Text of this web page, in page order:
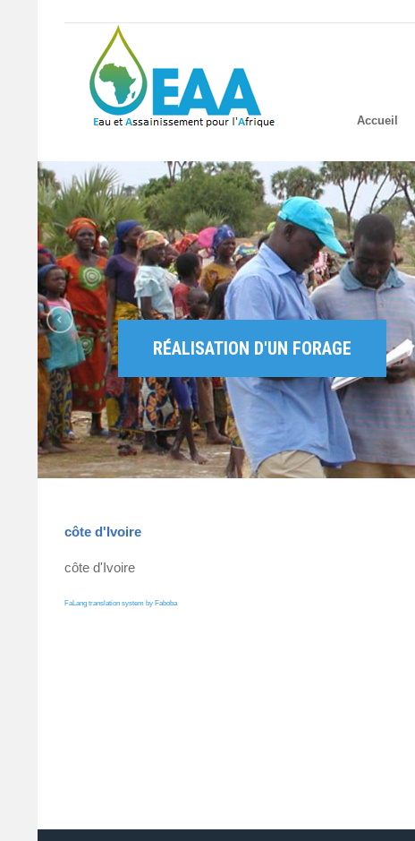
Accueil
RÉALISATION D'UN FORAGE
côte d'Ivoire
côte d'Ivoire
FaLang translation system by Faboba